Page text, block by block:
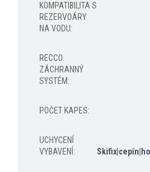
KOMPATIBILITA S
REZERVOÁRY
NA VODU:
RECCO
ZÁCHRANNÝ
SYSTÉM:
POČET KAPES:
UCHYCENÍ
VYBAVENÍ :